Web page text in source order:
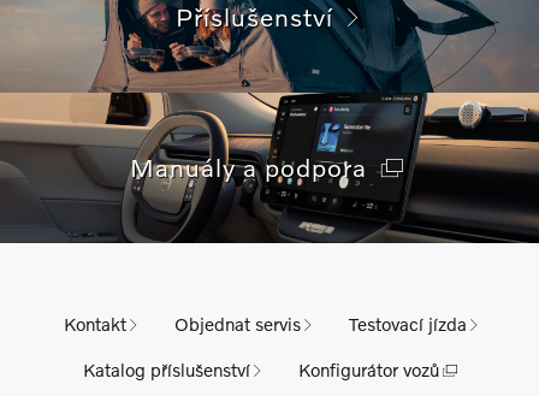
Příslušenství
Manuály a podpora
Kontakt Objednat servis Testovací jízda
Katalog příslušenství Konfigurátor vozů